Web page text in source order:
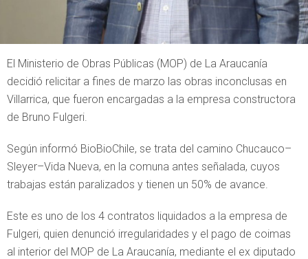
El Ministerio de Obras Públicas (MOP) de La Araucanía
decidió relicitar a fines de marzo las obras inconclusas en
Villarrica, que fueron encargadas a la empresa constructora
de Bruno Fulgeri.
Según informó BioBioChile, se trata del camino Chucauco–
Sleyer–Vida Nueva, en la comuna antes señalada, cuyos
trabajas están paralizados y tienen un 50% de avance.
Este es uno de los 4 contratos liquidados a la empresa de
Fulgeri, quien denunció irregularidades y el pago de coimas
al interior del MOP de La Araucanía, mediante el ex diputado